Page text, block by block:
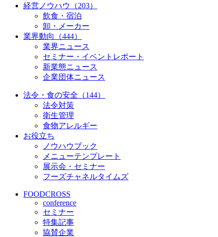
経営ノウハウ（203）
飲食・宿泊
卸・メーカー
業界動向（444）
業界ニュース
セミナー・イベントレポート
新業態ニュース
企業団体ニュース
法令・食の安全（144）
法令対策
衛生管理
食物アレルギー
お役立ち
ノウハウブック
メニューテンプレート
展示会・セミナー
フーズチャネルタイムズ
FOODCROSS
conference
セミナー
特集記事
協賛企業